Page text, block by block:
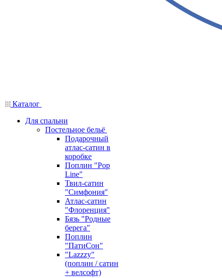
Каталог
Для спальни
Постельное бельё
Подарочный
атлас-сатин в
коробке
Поплин "Pop
Line"
Твил-сатин
"Симфония"
Атлас-сатин
"Флоренция"
Бязь "Родные
берега"
Поплин
"ПатиСон"
"Lazzzy"
(поплин / сатин
+ велсофт)